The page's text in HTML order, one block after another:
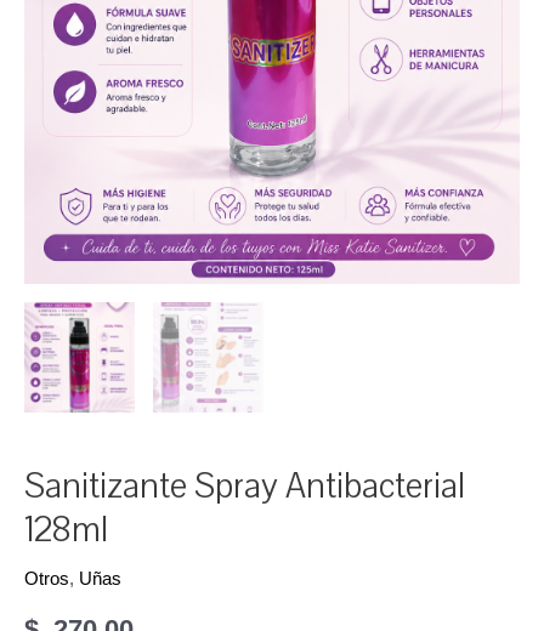
Sanitizante Spray Antibacterial
128ml
Otros, Uñas